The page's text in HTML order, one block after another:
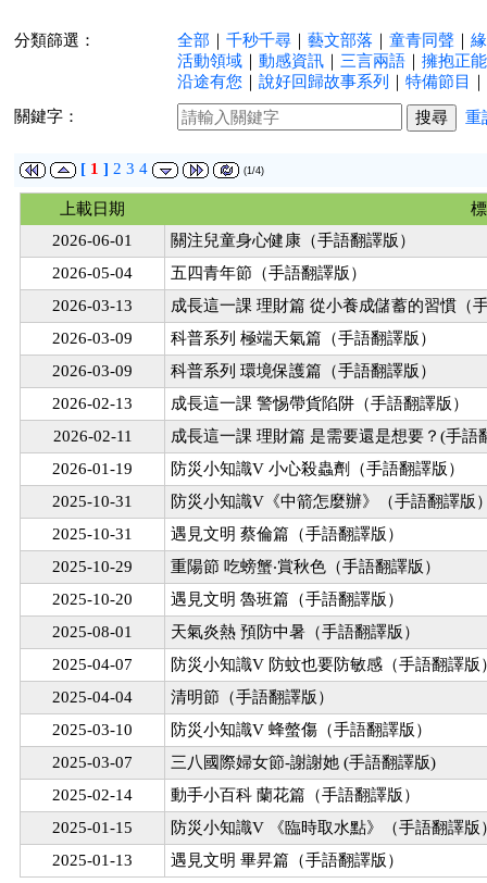
分類篩選： 全部 千秒千尋 藝文部落 童青同聲
活動領域
動感資訊 三言兩語
擁抱正
沿途有您
說好回歸故事系列 特備節目
關鍵字：
重
[ 1 ] 2 3 4 (1/4)
上載日期
2026-06-01
關注兒童身心健康（手語翻譯版）
2026-05-04
五四青年節（手語翻譯版）
2026-03-13
成長這一課 理財篇 從小養成儲蓄的習慣（
2026-03-09
科普系列 極端天氣篇（手語翻譯版）
2026-03-09
科普系列 環境保護篇（手語翻譯版）
2026-02-13
成長這一課 警惕帶貨陷阱（手語翻譯版）
2026-02-11
成長這一課 理財篇 是需要還是想要？(手語
2026-01-19
防災小知識V 小心殺蟲劑（手語翻譯版）
2025-10-31
防災小知識V《中箭怎麼辦》（手語翻譯版
2025-10-31
遇見文明 蔡倫篇（手語翻譯版）
2025-10-29
重陽節 吃螃蟹‧賞秋色（手語翻譯版）
2025-10-20
遇見文明 魯班篇（手語翻譯版）
2025-08-01
天氣炎熱 預防中暑（手語翻譯版）
2025-04-07
防災小知識V 防蚊也要防敏感（手語翻譯版
2025-04-04
清明節（手語翻譯版）
2025-03-10
防災小知識V 蜂螫傷（手語翻譯版）
2025-03-07
三八國際婦女節-謝謝她 (手語翻譯版)
2025-02-14
動手小百科 蘭花篇（手語翻譯版）
2025-01-15
防災小知識V 《臨時取水點》（手語翻譯版
2025-01-13
遇見文明 畢昇篇（手語翻譯版）